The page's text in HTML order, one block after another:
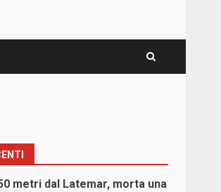
metri dal Latemar, morta una